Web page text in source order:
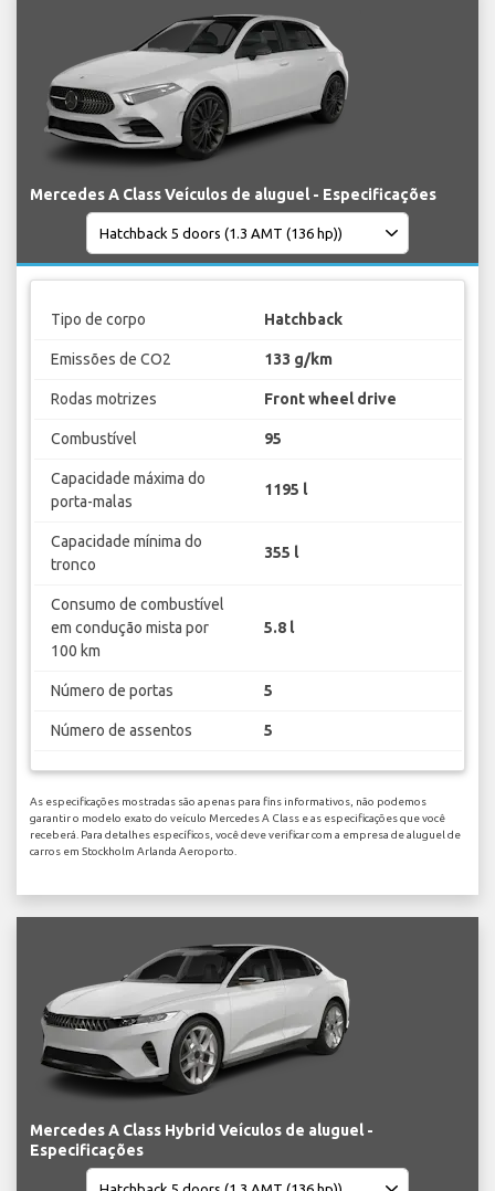
Mercedes A Class Veículos de aluguel - Especificações
Tipo de corpo Hatchback
Emissões de CO2 133 g/km
Rodas motrizes Front wheel drive
Combustível 95
Capacidade máxima do
porta-malas
1195 l
Capacidade mínima do
tronco
355 l
Consumo de combustível
em condução mista por
100 km
5.8 l
Número de portas 5
Número de assentos 5
As especificações mostradas são apenas para fins informativos, não podemos
garantir o modelo exato do veículo Mercedes A Class e as especificações que você
receberá. Para detalhes específicos, você deve verificar com a empresa de aluguel de
carros em Stockholm Arlanda Aeroporto.
Mercedes A Class Hybrid Veículos de aluguel -
Especificações